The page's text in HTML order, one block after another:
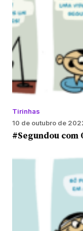
Tirinhas
10 de outubro de
#Segundou